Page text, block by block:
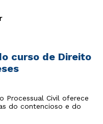
curso de Direito
Processual Civil oferece
do contencioso e do